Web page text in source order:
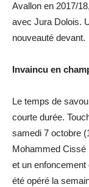
Avallon en 2017/
avec Jura Dolois.
nouveauté devant.
Invaincu en
Le temps de
courte durée.
samedi 7 octobre
Mohammed Cissé
et un enfoncement
été opéré la